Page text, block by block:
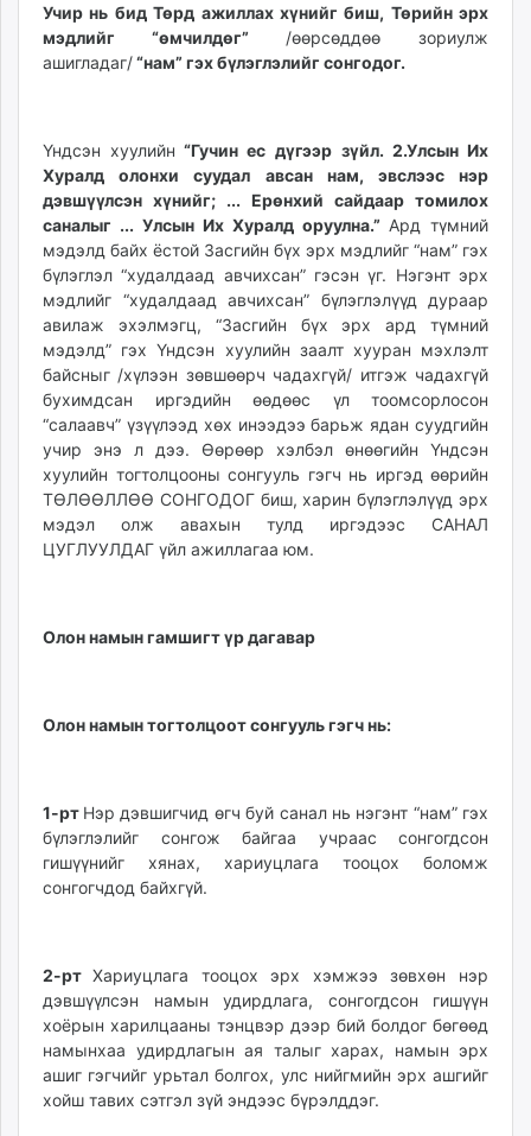
Учир нь бид Төрд ажиллах хүнийг биш, Төрийн эрх
мэдлийг “өмчилдөг” /өөрсөддөө зориулж
ашигладаг/“нам” гэх бүлэглэлийг сонгодог.
Үндсэн хуулийн “Гучин ес дүгээр зүйл. 2.Улсын Их
Хуралд олонхи суудал авсан нам, эвслээс нэр
дэвшүүлсэн хүнийг; ... Ерөнхий сайдаар томилох
саналыг ... Улсын Их Хуралд оруулна.” Ард түмний
мэдэлд байх ёстой Засгийн бүх эрх мэдлийг “нам” гэх
бүлэглэл “худалдаад авчихсан” гэсэн үг. Нэгэнт эрх
мэдлийг “худалдаад авчихсан” бүлэглэлүүд дураар
авилаж эхэлмэгц, “Засгийн бүх эрх ард түмний
мэдэлд” гэх Үндсэн хуулийн заалт хууран мэхлэлт
байсныг /хүлээн зөвшөөрч чадахгүй/ итгэж чадахгүй
бухимдсан иргэдийн өөдөөс үл тоомсорлосон
“салаавч” үзүүлээд хөх инээдээ барьж ядан суудгийн
учир энэ л дээ. Өөрөөр хэлбэл өнөөгийн Үндсэн
хуулийн тогтолцооны сонгууль гэгч нь иргэд өөрийн
ТӨЛӨӨЛЛӨӨ СОНГОДОГ биш, харин бүлэглэлүүд эрх
мэдэл олж авахын тулд иргэдээс САНАЛ
ЦУГЛУУЛДАГ үйл ажиллагаа юм.
Олон намын гамшигт үр дагавар
Олон намын тогтолцоот сонгууль гэгч нь:
1-рт Нэр дэвшигчид өгч буй санал нь нэгэнт “нам” гэх
бүлэглэлийг сонгож байгаа учраас сонгогдсон
гишүүнийг хянах, хариуцлага тооцох боломж
сонгогчдод байхгүй.
2-рт Хариуцлага тооцох эрх хэмжээ зөвхөн нэр
дэвшүүлсэн намын удирдлага, сонгогдсон гишүүн
хоёрын харилцааны тэнцвэр дээр бий болдог бөгөөд
намынхаа удирдлагын ая талыг харах, намын эрх
ашиг гэгчийг урьтал болгох, улс нийгмийн эрх ашгийг
хойш тавих сэтгэл зүй эндээс бүрэлддэг.